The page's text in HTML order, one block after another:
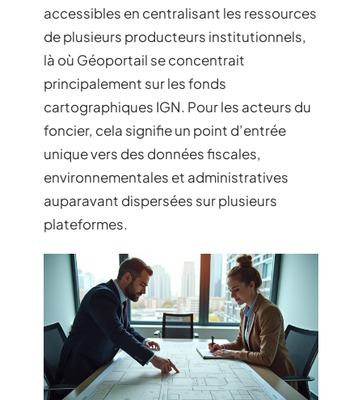
accessibles en centralisant les ressources
de plusieurs producteurs institutionnels,
là où Géoportail se concentrait
principalement sur les fonds
cartographiques IGN. Pour les acteurs du
foncier, cela signifie un point d’entrée
unique vers des données fiscales,
environnementales et administratives
auparavant dispersées sur plusieurs
plateformes.